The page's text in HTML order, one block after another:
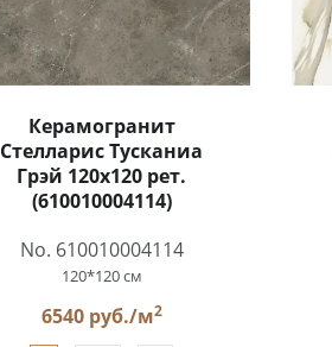
Керамогранит
Стелларис Тусканиа
Грэй 120x120 рет.
(610010004114)
No. 610010004114
120*120 см
6540 руб./м2